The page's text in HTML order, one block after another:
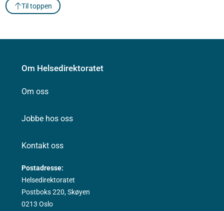
Til toppen
Om Helsedirektoratet
Om oss
Jobbe hos oss
Kontakt oss
Postadresse:
Helsedirektoratet
Postboks 220, Skøyen
0213 Oslo